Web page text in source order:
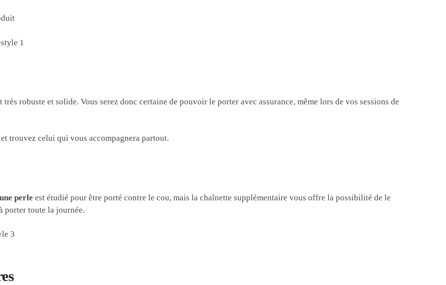
très robuste et solide. Vous serez donc certaine de pouvoir le porter avec assurance, même lors de vos sessions de
et trouvez celui qui vous accompagnera partout.
perle est étudié pour être porté contre le cou, mais la chaînette supplémentaire vous offre la possibilité de le
porter toute la journée.